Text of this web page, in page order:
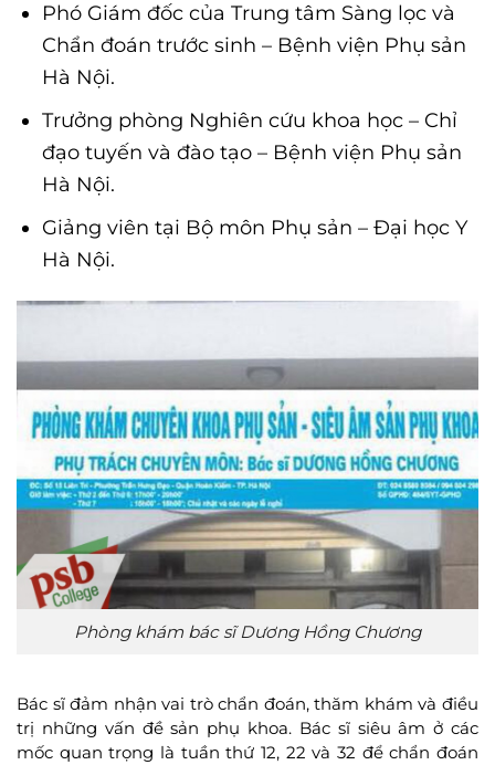
Phó Giám đốc của Trung tâm Sàng lọc và
Chẩn đoán trước sinh – Bệnh viện Phụ sản
Hà Nội.
Trưởng phòng Nghiên cứu khoa học – Chỉ
đạo tuyến và đào tạo – Bệnh viện Phụ sản
Hà Nội.
Giảng viên tại Bộ môn Phụ sản – Đại học Y
Hà Nội.
Phòng khám bác sĩ Dương Hồng Chương
Bác sĩ đảm nhận vai trò chẩn đoán, thăm khám và điều
trị những vấn đề sản phụ khoa. Bác sĩ siêu âm ở các
mốc quan trọng là tuần thứ 12, 22 và 32 để chẩn đoán